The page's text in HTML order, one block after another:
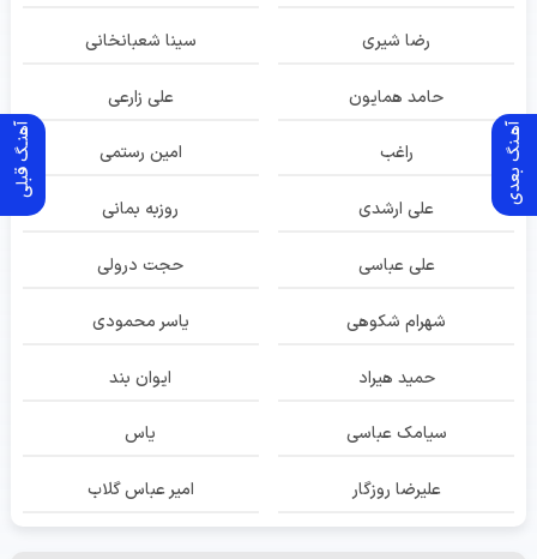
آهنـگ قبلی آهـنگ بعدی
رضا شیری سینا شعبانخانی
حامد همایون علی زارعی
راغب امین رستمی
علی ارشدی روزبه بمانی
علی عباسی حجت درولی
شهرام شکوهی یاسر محمودی
حمید هیراد ایوان بند
سیامک عباسی یاس
علیرضا روزگار امیر عباس گلاب